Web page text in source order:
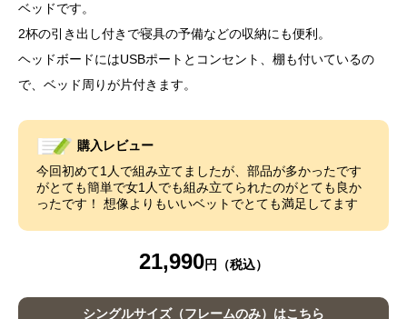
ベッドです。
2杯の引き出し付きで寝具の予備などの収納にも便利。
ヘッドボードにはUSBポートとコンセント、棚も付いているの
で、ベッド周りが片付きます。
購入レビュー
今回初めて1人で組み立てましたが、部品が多かったです
がとても簡単で女1人でも組み立てられたのがとても良か
ったです！ 想像よりもいいベットでとても満足してます
21,990
シングルサイズ（フレームのみ）はこちら